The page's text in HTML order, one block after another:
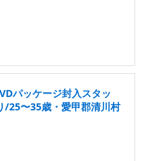
パッケージ封入スタッ
/25〜35歳・愛甲郡清川村